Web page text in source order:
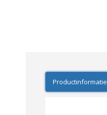
Productinformatie